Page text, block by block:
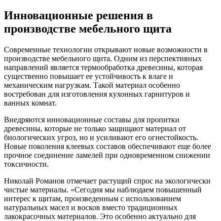
Инновационные решения в
производстве мебельного щита
Современные технологии открывают новые возможности в
производстве мебельного щита. Одним из перспективных
направлений является термообработка древесины, которая
существенно повышает ее устойчивость к влаге и
механическим нагрузкам. Такой материал особенно
востребован для изготовления кухонных гарнитуров и
ванных комнат.
Внедряются инновационные составы для пропитки
древесины, которые не только защищают материал от
биологических угроз, но и усиливают его огнестойкость.
Новые поколения клеевых составов обеспечивают еще более
прочное соединение ламелей при одновременном снижении
токсичности.
Николай Романов отмечает растущий спрос на экологически
чистые материалы. «Сегодня мы наблюдаем повышенный
интерес к щитам, произведенным с использованием
натуральных масел и восков вместо традиционных
лакокрасочных материалов. Это особенно актуально для